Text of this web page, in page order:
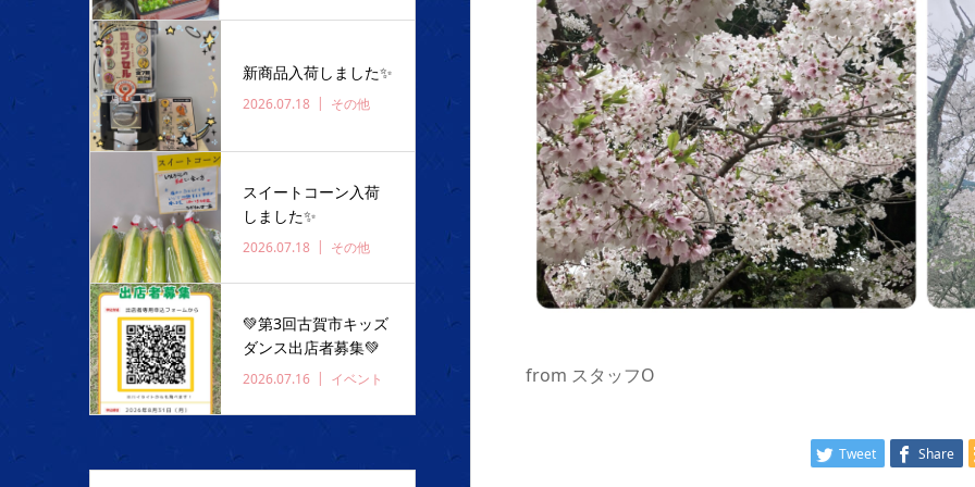
from スタッフO
Tweet Share
新商品入荷しました✨️
2026.07.18 その他
スイートコーン入荷
しました✨️
2026.07.18 その他
💚第3回古賀市キッズ
ダンス出店者募集💚
2026.07.16 イベント